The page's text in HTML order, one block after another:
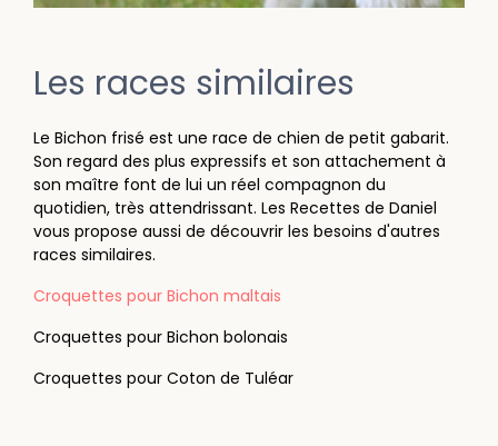
Les races similaires
Le Bichon frisé est une race de chien de petit gabarit.
Son regard des plus expressifs et son attachement à
son maître font de lui un réel compagnon du
quotidien, très attendrissant. Les Recettes de Daniel
vous propose aussi de découvrir les besoins d'autres
races similaires.
Croquettes pour Bichon maltais
Croquettes pour Bichon bolonais
Croquettes pour Coton de Tuléar